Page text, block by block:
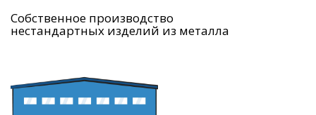
Собственное производство
нестандартных изделий из металла